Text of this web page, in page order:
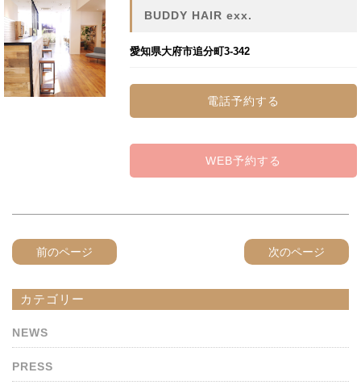
BUDDY HAIR exx.
愛知県大府市追分町3-342
電話予約する
WEB予約する
前のページ 次のページ
カテゴリー
NEWS
PRESS